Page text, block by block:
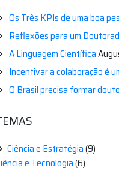
Os Três KPIs de uma boa pesquisa acadêmica experimental
Reflexões para um Doutorado
A Linguagem Científica
Incentivar a colaboração é um dos caminhos para
O Brasil precisa formar
Ciência e Estratégia(9)
e Tecnologia(6)